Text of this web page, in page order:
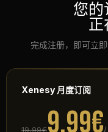
您的
正
完成注册，即可立
Xenesy 月度订阅
19,99€9,99€/